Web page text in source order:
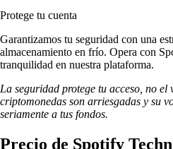
Protege tu cuenta
Garantizamos tu seguridad con una
almacenamiento en frío. Opera con
tranquilidad en nuestra plataforma.
La seguridad protege tu acceso, no el
criptomonedas son arriesgadas y su
seriamente a tus fondos.
Precio de Spotify